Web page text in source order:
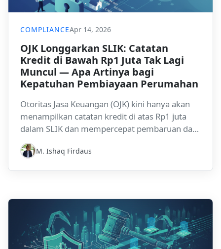
COMPLIANCEApr 14, 2026
OJK Longgarkan SLIK: Catatan
Kredit di Bawah Rp1 Juta Tak Lagi
Muncul — Apa Artinya bagi
Kepatuhan Pembiayaan Perumahan
Otoritas Jasa Keuangan (OJK) kini hanya akan
menampilkan catatan kredit di atas Rp1 juta
dalam SLIK dan mempercepat pembaruan data
pelunasan kredit menjadi maksimal H+3.
Kebijakan ini dirancang untuk memperluas
pembiayaan rumah, dan proses verifikasi
M. Ishaq Firdaus